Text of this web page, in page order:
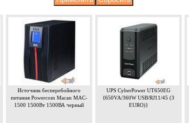
Источник бесперебойного
питания Powercom Macan MAC-
1500 1500Вт 1500ВА черный
UPS CyberPower UT650EG
{650VA/360W USB/RJ11/45 (3
EURO)}